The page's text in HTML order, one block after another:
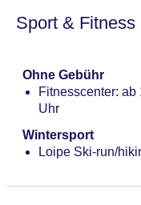
Sport & Fitness
Ohne Gebühr
Fitnesscenter:
Uhr
Wintersport
Loipe Ski-run/